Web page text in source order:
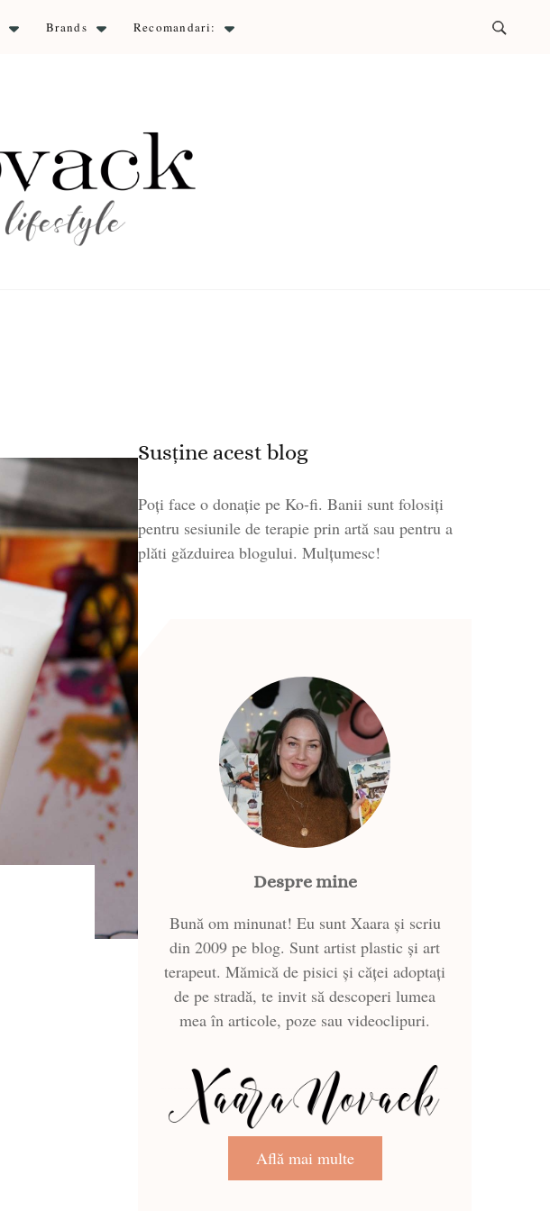
Brands Recomandari:
Susține acest blog
Poți face o donație pe Ko-fi. Banii sunt folosiți
pentru sesiunile de terapie prin artă sau pentru a
plăti găzduirea blogului. Mulțumesc!
Despre mine
Bună om minunat! Eu sunt Xaara și scriu
din 2009 pe blog. Sunt artist plastic și art
terapeut. Mămică de pisici și căței adoptați
de pe stradă, te invit să descoperi lumea
mea în articole, poze sau videoclipuri.
Află mai multe